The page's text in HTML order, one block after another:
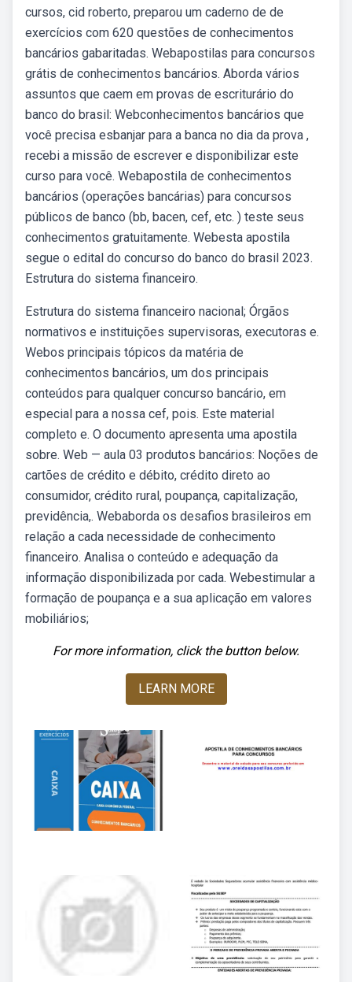
cursos, cid roberto, preparou um caderno de de
exercícios com 620 questões de conhecimentos
bancários gabaritadas. Webapostilas para concursos
grátis de conhecimentos bancários. Aborda vários
assuntos que caem em provas de escriturário do
banco do brasil: Webconhecimentos bancários que
você precisa esbanjar para a banca no dia da prova ,
recebi a missão de escrever e disponibilizar este
curso para você. Webapostila de conhecimentos
bancários (operações bancárias) para concursos
públicos de banco (bb, bacen, cef, etc. ) teste seus
conhecimentos gratuitamente. Webesta apostila
segue o edital do concurso do banco do brasil 2023.
Estrutura do sistema financeiro.
Estrutura do sistema financeiro nacional; Órgãos
normativos e instituições supervisoras, executoras e.
Webos principais tópicos da matéria de
conhecimentos bancários, um dos principais
conteúdos para qualquer concurso bancário, em
especial para a nossa cef, pois. Este material
completo e. O documento apresenta uma apostila
sobre. Web — aula 03 produtos bancários: Noções de
cartões de crédito e débito, crédito direto ao
consumidor, crédito rural, poupança, capitalização,
previdência,. Webaborda os desafios brasileiros em
relação a cada necessidade de conhecimento
financeiro. Analisa o conteúdo e adequação da
informação disponibilizada por cada. Webestimular a
formação de poupança e a sua aplicação em valores
mobiliários;
For more information, click the button below.
LEARN MORE